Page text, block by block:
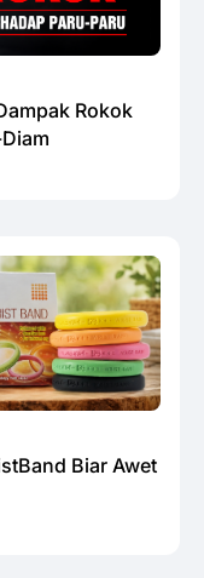
Rokok
Biar Awet